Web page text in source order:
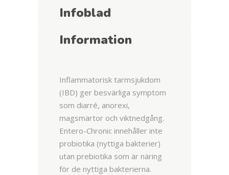
Infoblad
Information
Inflammatorisk tarmsjukdom
(IBD) ger besvärliga symptom
som diarré, anorexi,
magsmärtor och viktnedgång.
Entero-Chronic innehåller inte
probiotika (nyttiga bakterier)
utan prebiotika som är näring
för de nyttiga bakterierna.